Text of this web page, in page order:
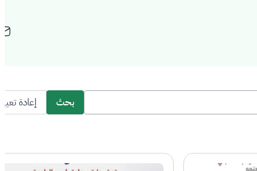
بحث إعادة